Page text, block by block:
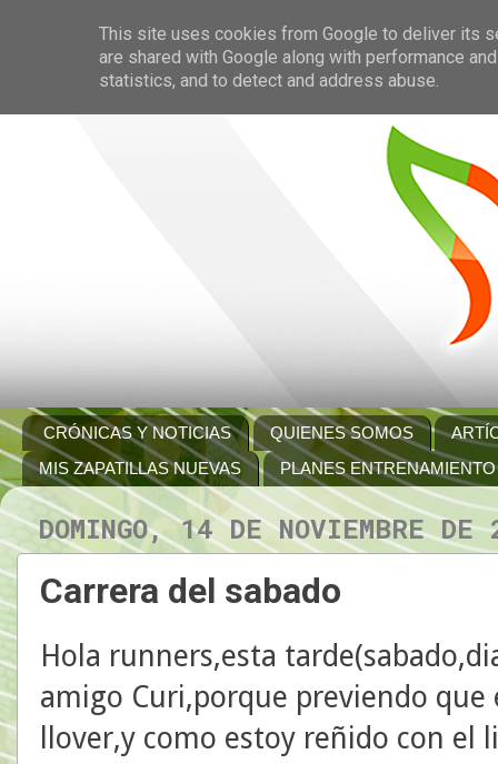
CRÓNICAS Y NOTICIAS QUIENES SOMOS
MIS ZAPATILLAS NUEVAS
PLANES ENTRENAMIENTO
DOMINGO, 14 DE NOVIEMBRE DE
Carrera del sabado
Hola runners,esta
amigo Curi,porque previendo
llover,y como estoy reñido con
This site uses cookies from Google to deliver its
are shared with Google along with performance
statistics, and to detect and address abuse.